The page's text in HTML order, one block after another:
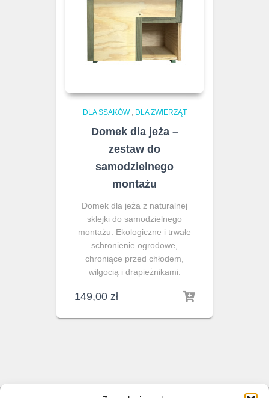
DLA SSAKÓW, DLA ZWIERZĄT
Domek dla jeża –
zestaw do
samodzielnego
montażu
Domek dla jeża z naturalnej
sklejki do samodzielnego
montażu. Ekologiczne i trwałe
schronienie ogrodowe,
chroniące przed chłodem,
wilgocią i drapieżnikami.
149,00 zł